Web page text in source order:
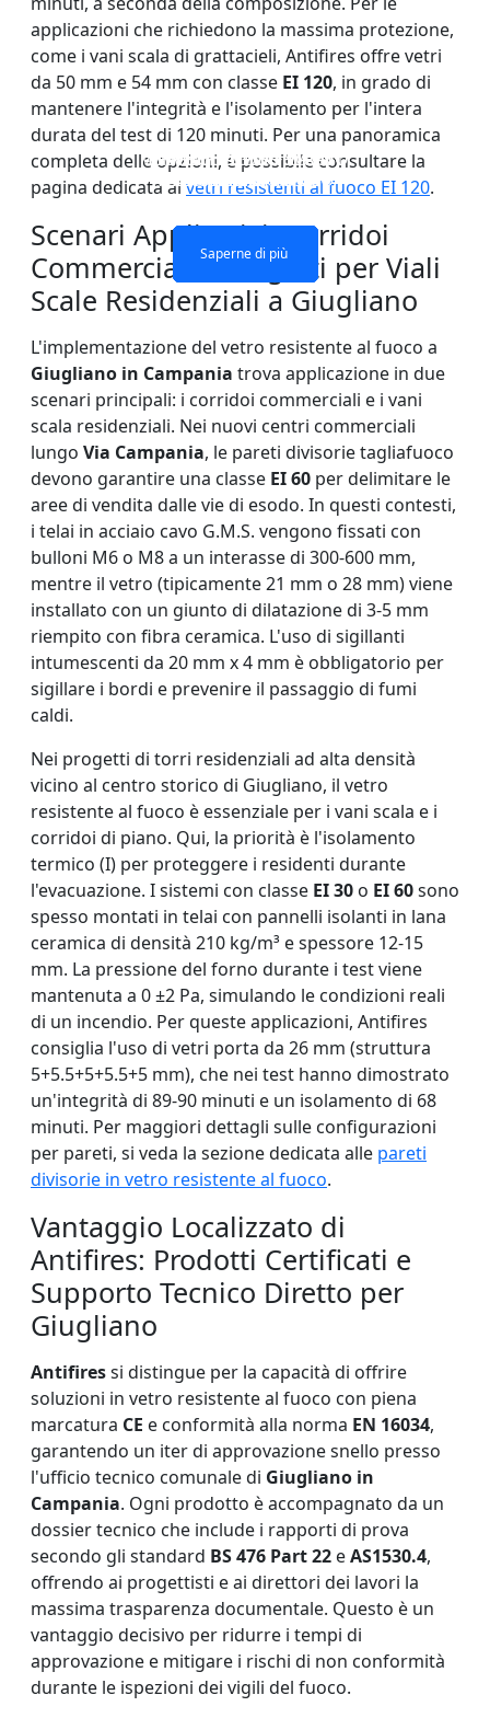
VETRO SINGOLO STRATO
TAGLIAFUOCO
Saperne di più
VETRO TAGLIAFUOCO
DOPPIO STRATO
Saperne di più
FINESTRE E PORTE CON
VETRI ANTIFUOCO
Saperne di più
PARETE DIVISORIA IN
VETRO TAGLIAFUOCO
Saperne di più
applicazioni che richiedono la massima protezione,
come i vani scala di grattacieli, Antifires offre vetri
da 50 mm e 54 mm con classe EI 120, in grado di
mantenere l'integrità e l'isolamento per l'intera
durata del test di 120 minuti. Per una panoramica
completa delle opzioni, è possibile consultare la
pagina dedicata ai vetri resistenti al fuoco EI 120.
Scenari Applicativi: Corridoi
Commerciali e Progetti per Viali
Scale Residenziali a Giugliano
L'implementazione del vetro resistente al fuoco a
Giugliano in Campania trova applicazione in due
scenari principali: i corridoi commerciali e i vani
scala residenziali. Nei nuovi centri commerciali
lungo Via Campania, le pareti divisorie tagliafuoco
devono garantire una classe EI 60 per delimitare le
aree di vendita dalle vie di esodo. In questi contesti,
i telai in acciaio cavo G.M.S. vengono fissati con
bulloni M6 o M8 a un interasse di 300-600 mm,
mentre il vetro (tipicamente 21 mm o 28 mm) viene
installato con un giunto di dilatazione di 3-5 mm
riempito con fibra ceramica. L'uso di sigillanti
intumescenti da 20 mm x 4 mm è obbligatorio per
sigillare i bordi e prevenire il passaggio di fumi
caldi.
Nei progetti di torri residenziali ad alta densità
vicino al centro storico di Giugliano, il vetro
resistente al fuoco è essenziale per i vani scala e i
corridoi di piano. Qui, la priorità è l'isolamento
termico (I) per proteggere i residenti durante
l'evacuazione. I sistemi con classe EI 30 o EI 60sono
spesso montati in telai con pannelli isolanti in lana
ceramica di densità 210 kg/m³ e spessore 12-15
mm. La pressione del forno durante i test viene
mantenuta a 0 ±2 Pa, simulando le condizioni reali
di un incendio. Per queste applicazioni, Antifires
consiglia l'uso di vetri porta da 26 mm (struttura
5+5.5+5+5.5+5 mm), che nei test hanno dimostrato
un'integrità di 89-90 minuti e un isolamento di 68
minuti. Per maggiori dettagli sulle configurazioni
per pareti, si veda la sezione dedicata alle pareti
divisorie in vetro resistente al fuoco.
Vantaggio Localizzato di
Antifires: Prodotti Certificati e
Supporto Tecnico Diretto per
Giugliano
Antifiressi distingue per la capacità di offrire
soluzioni in vetro resistente al fuoco con piena
marcatura CE e conformità alla norma EN 16034,
garantendo un iter di approvazione snello presso
l'ufficio tecnico comunale di Giugliano in
Campania. Ogni prodotto è accompagnato da un
dossier tecnico che include i rapporti di prova
secondo gli standard BS 476 Part 22 eAS1530.4,
offrendo ai progettisti e ai direttori dei lavori la
massima trasparenza documentale. Questo è un
vantaggio decisivo per ridurre i tempi di
approvazione e mitigare i rischi di non conformità
durante le ispezioni dei vigili del fuoco.